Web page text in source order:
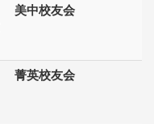
美中校友会
菁英校友会